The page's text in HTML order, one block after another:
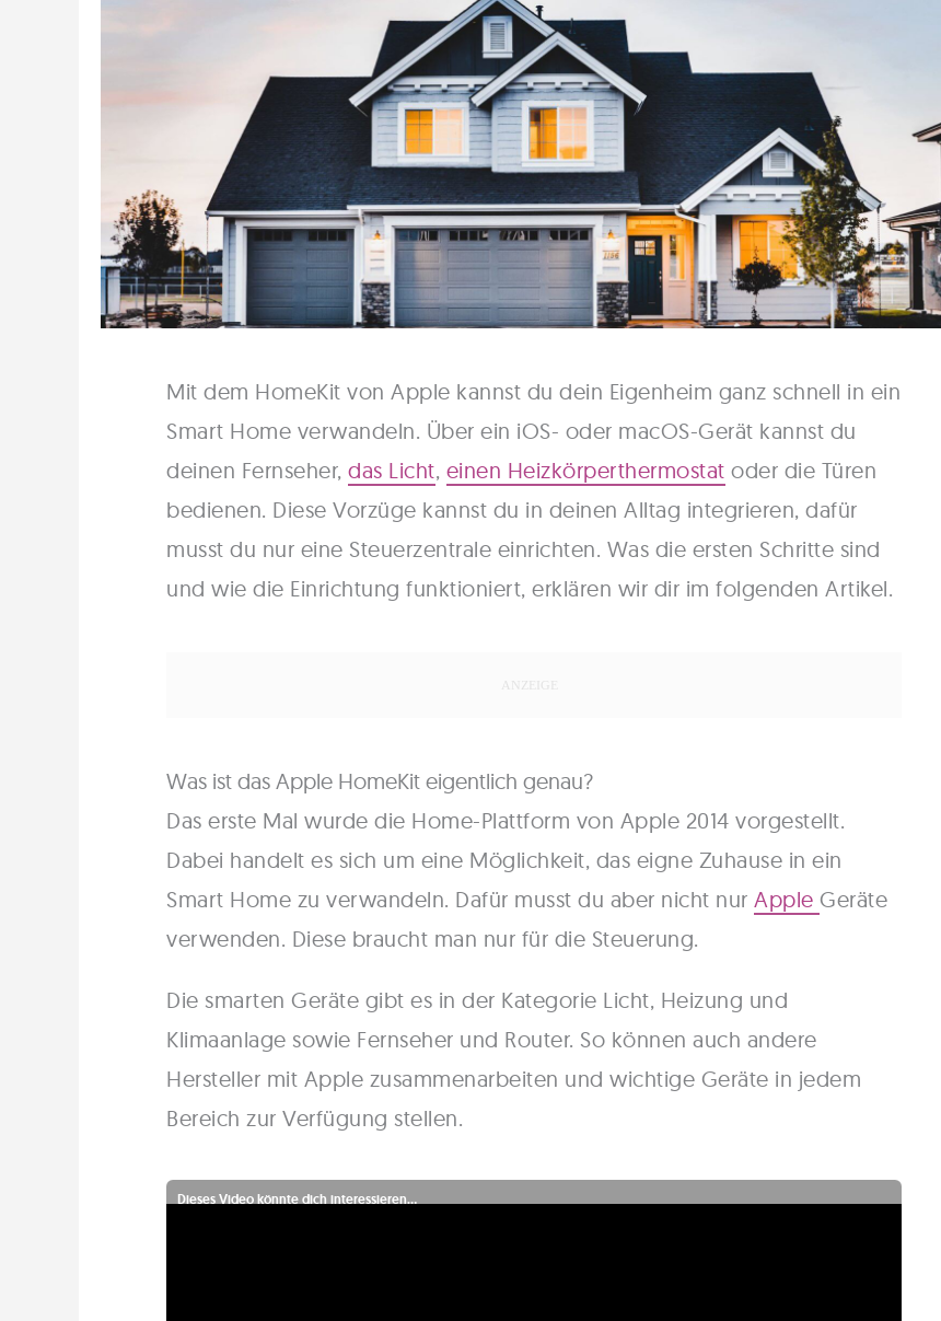
Mit dem HomeKit von Apple kannst du dein Eigenheim ganz schnell in ein
Smart Home verwandeln. Über ein iOS- oder macOS-Gerät kannst du
deinen Fernseher, das Licht, einen Heizkörperthermostat oder die Türen
bedienen. Diese Vorzüge kannst du in deinen Alltag integrieren, dafür
musst du nur eine Steuerzentrale einrichten. Was die ersten Schritte sind
und wie die Einrichtung funktioniert, erklären wir dir im folgenden Artikel.
Was ist das Apple HomeKit eigentlich genau?
Das erste Mal wurde die Home-Plattform von Apple 2014 vorgestellt.
Dabei handelt es sich um eine Möglichkeit, das eigne Zuhause in ein
Smart Home zu verwandeln. Dafür musst du aber nicht nur Apple Geräte
verwenden. Diese braucht man nur für die Steuerung.
Die smarten Geräte gibt es in der Kategorie Licht, Heizung und
Klimaanlage sowie Fernseher und Router. So können auch andere
Hersteller mit Apple zusammenarbeiten und wichtige Geräte in jedem
Bereich zur Verfügung stellen.